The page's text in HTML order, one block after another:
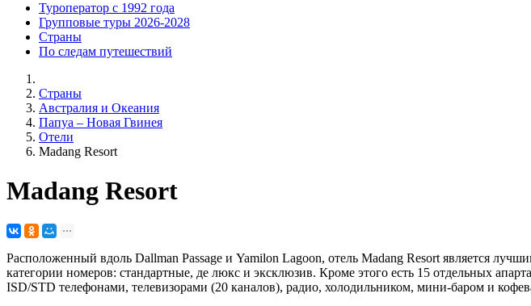
Туроператор с 1992 года
Групповые туры 2026-2028
Страны
По следам путешествий
Страны
Австралия и Океания
Папуа – Новая Гвинея
Отели
Madang Resort
Madang Resort
Расположенный вдоль Dallman Passage и Yamilon Lagoon, отель Madang Resort является
категории номеров: стандартные, де люкс и эксклюзив. Кроме этого есть 15 отдельных
ISD/STD телефонами, телевизорами (20 каналов), радио, холодильником, мини-баром и